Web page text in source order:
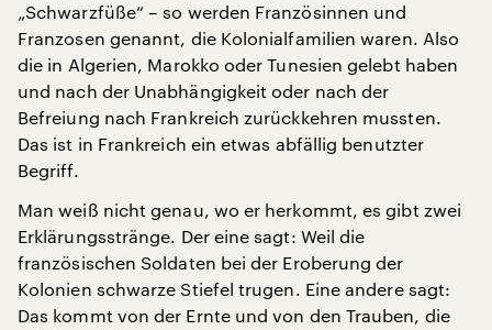
„Schwarzfüße“ – so werden Französinnen und
Franzosen genannt, die Kolonialfamilien waren. Also
die in Algerien, Marokko oder Tunesien gelebt haben
und nach der Unabhängigkeit oder nach der
Befreiung nach Frankreich zurückkehren mussten.
Das ist in Frankreich ein etwas abfällig benutzter
Begriff.
Man weiß nicht genau, wo er herkommt, es gibt zwei
Erklärungsstränge. Der eine sagt: Weil die
französischen Soldaten bei der Eroberung der
Kolonien schwarze Stiefel trugen. Eine andere sagt:
Das kommt von der Ernte und von den Trauben, die